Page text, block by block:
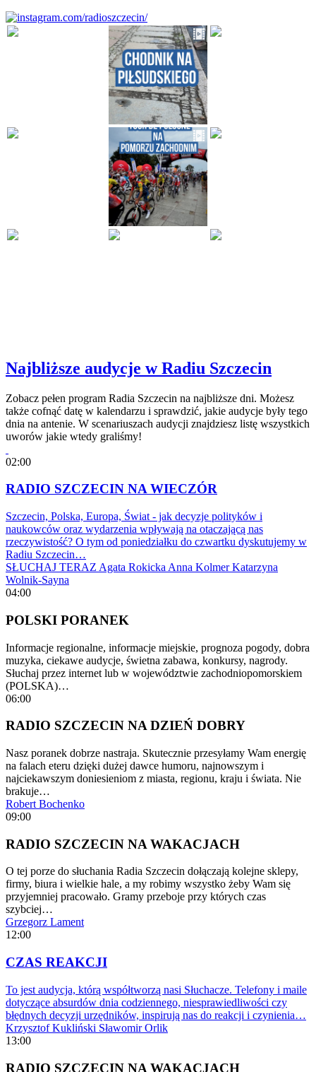
Najbliższe audycje w Radiu Szczecin
Zobacz pełen program Radia Szczecin na najbliższe dni. Możesz
także cofnąć datę w kalendarzu i sprawdzić, jakie audycje były tego
dnia na antenie. W scenariuszach audycji znajdziesz listę wszystkich
uworów jakie wtedy graliśmy!
02:00
RADIO SZCZECIN NA WIECZÓR
Szczecin, Polska, Europa, Świat - jak decyzje polityków i
naukowców oraz wydarzenia wpływają na otaczającą nas
rzeczywistość? O tym od poniedziałku do czwartku dyskutujemy w
Radiu Szczecin…
SŁUCHAJ TERAZ Agata Rokicka Anna Kolmer Katarzyna
Wolnik-Sayna
04:00
POLSKI PORANEK
Informacje regionalne, informacje miejskie, prognoza pogody, dobra
muzyka, ciekawe audycje, świetna zabawa, konkursy, nagrody.
Słuchaj przez internet lub w województwie zachodniopomorskiem
(POLSKA)…
06:00
RADIO SZCZECIN NA DZIEŃ DOBRY
Nasz poranek dobrze nastraja. Skutecznie przesyłamy Wam energię
na falach eteru dzięki dużej dawce humoru, najnowszym i
najciekawszym doniesieniom z miasta, regionu, kraju i świata. Nie
brakuje…
Robert Bochenko
09:00
RADIO SZCZECIN NA WAKACJACH
O tej porze do słuchania Radia Szczecin dołączają kolejne sklepy,
firmy, biura i wielkie hale, a my robimy wszystko żeby Wam się
przyjemniej pracowało. Gramy przeboje przy których czas
szybciej…
Grzegorz Lament
12:00
CZAS REAKCJI
To jest audycja, którą współtworzą nasi Słuchacze. Telefony i maile
dotyczące absurdów dnia codziennego, niesprawiedliwości czy
błędnych decyzji urzędników, inspirują nas do reakcji i czynienia…
Krzysztof Kukliński Sławomir Orlik
13:00
RADIO SZCZECIN NA WAKACJACH